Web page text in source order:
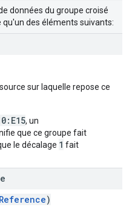
données du groupe croisé
qu'un des éléments suivants:
sur laquelle repose ce
, un
que ce groupe fait
le décalage 1 fait
)